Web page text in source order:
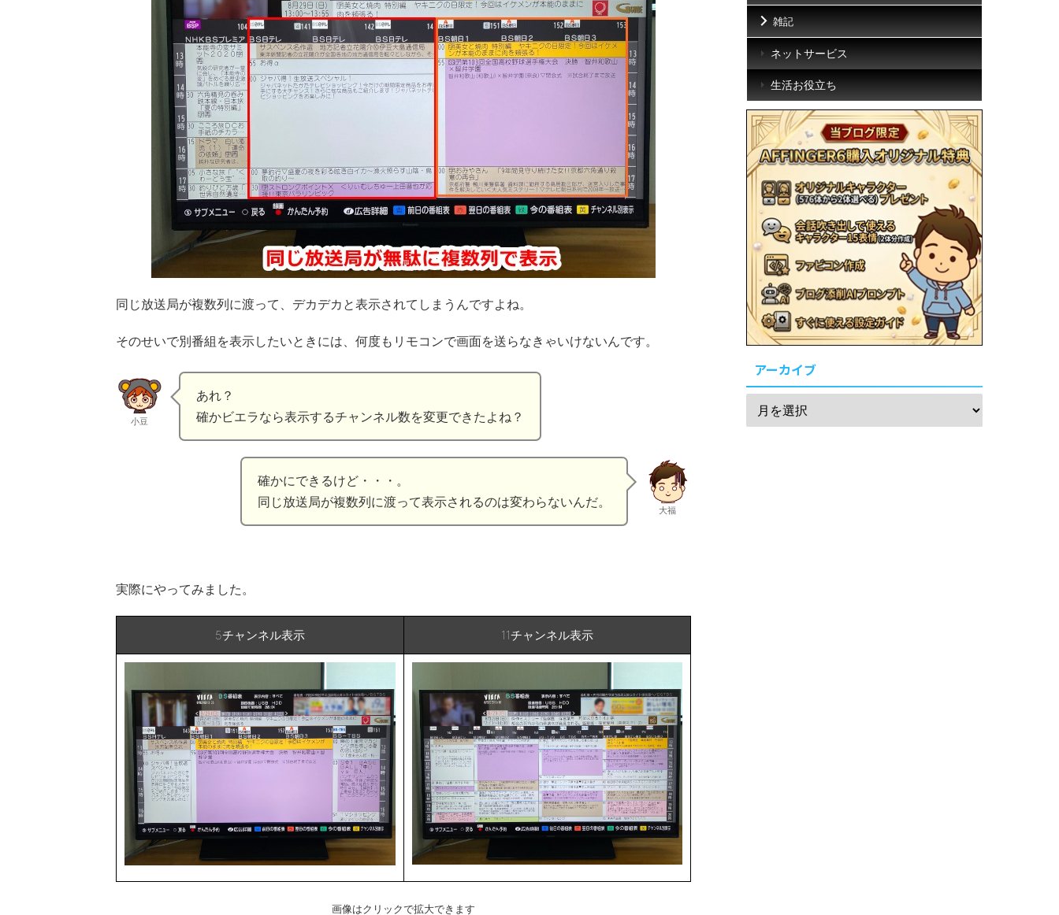
同じ放送局が複数列に渡って、デカデカと表示されてしまうんですよね。
そのせいで別番組を表示したいときには、何度もリモコンで画面を送らなきゃいけないんです。
小豆
あれ？
確かビエラなら表示するチャンネル数を変更できたよね？
確かにできるけど・・・。
同じ放送局が複数列に渡って表示されるのは変わらないんだ。
大福
実際にやってみました。
5チャンネル表示 11チャンネル表示
画像はクリックで拡大できます
雑記
ネットサービス
生活お役立ち
アーカイブ